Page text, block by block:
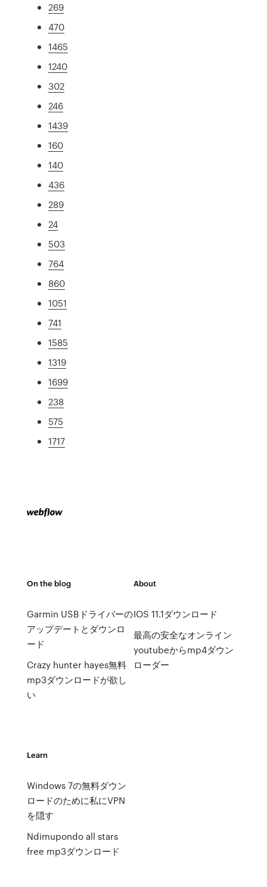
269
470
1465
1240
302
246
1439
160
140
436
289
24
503
764
860
1051
741
1585
1319
1699
238
575
1717
On the blog
Garmin USBドライバーの
アップデートとダウンロ
ード
Crazy hunter hayes無料
mp3ダウンロードが欲し
い
About
IOS 11.1ダウンロード
最高の安全なオンライン
youtubeからmp4ダウン
ローダー
Learn
Windows 7の無料ダウン
ロードのために私にVPN
を隠す
Ndimupondo all stars
free mp3ダウンロード